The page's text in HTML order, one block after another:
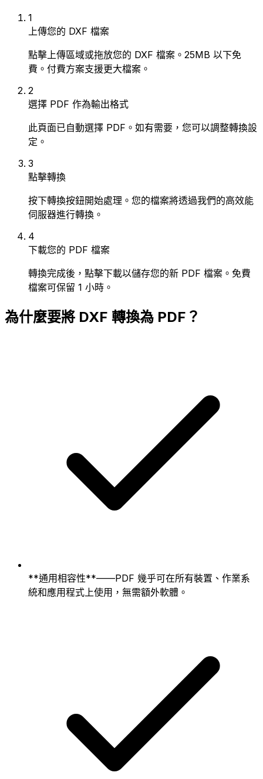
1
上傳您的 DXF 檔案
點擊上傳區域或拖放您的 DXF 檔案。25MB 以下免
費。付費方案支援更大檔案。
2
選擇 PDF 作為輸出格式
此頁面已自動選擇 PDF。如有需要，您可以調整轉換設
定。
3
點擊轉換
按下轉換按鈕開始處理。您的檔案將透過我們的高效能
伺服器進行轉換。
4
下載您的 PDF 檔案
轉換完成後，點擊下載以儲存您的新 PDF 檔案。免費
檔案可保留 1 小時。
為什麼要將 DXF 轉換為 PDF？
**通用相容性**——PDF 幾乎可在所有裝置、作業系
統和應用程式上使用，無需額外軟體。